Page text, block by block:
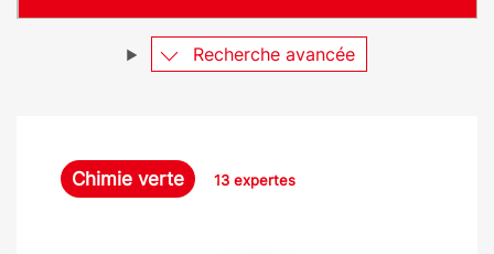
e
Recherche avancée
Chimie verte 13 expertes